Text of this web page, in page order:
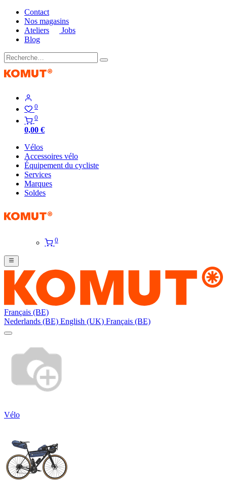
Contact
Nos magasins
Ateliers
Jobs
Blog
0
0
0,00 €
Vélos
Accessoires vélo
Équipement du cycliste
Services
Marques
Soldes
0
Français (BE)
Nederlands (BE) English (UK) Français (BE)
Vélo